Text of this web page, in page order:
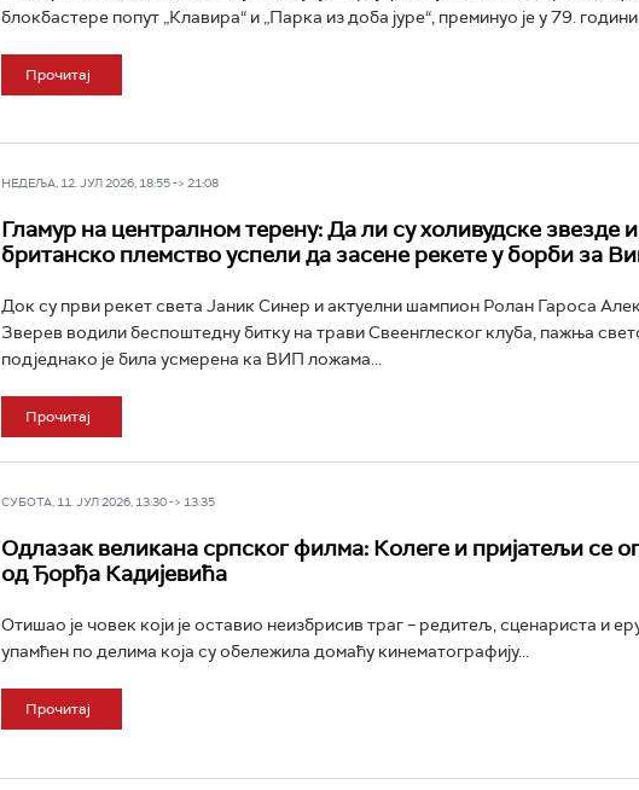
блокбастере попут „Клавира“ и „Парка из доба јуре“, преминуо је у 79. години...
Прочитај
НЕДЕЉА, 12. ЈУЛ 2026, 18:55 -> 21:08
Гламур на централном терену: Да ли су холивудске звезде и
британско племство успели да засене рекете у борби за
Док су први рекет света Јаник Синер и актуелни шампион Ролан Гароса
Зверев водили беспоштедну битку на трави Свеенглеског клуба, пажња
подједнако је била усмерена ка ВИП ложама...
Прочитај
СУБОТА, 11. ЈУЛ 2026, 13:30 -> 13:35
Одлазак великана српског филма: Колеге и пријатељи се
од Ђорђа Кадијевића
Отишао је човек који је оставио неизбрисив траг – редитељ, сценариста и
упамћен по делима која су обележила домаћу кинематографију...
Прочитај